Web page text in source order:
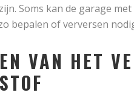
Soms kan de garage
bepalen of verversen
VAN HET